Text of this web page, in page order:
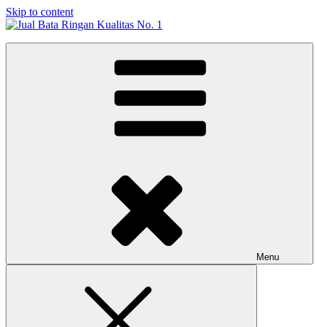
Skip to content
Jual Bata Ringan Kualitas No. 1
Menu